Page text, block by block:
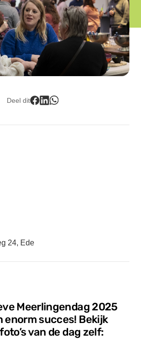
Deel dit
24, Ede
Meerlingendag 2025
enorm succes! Bekijk
van de dag zelf: